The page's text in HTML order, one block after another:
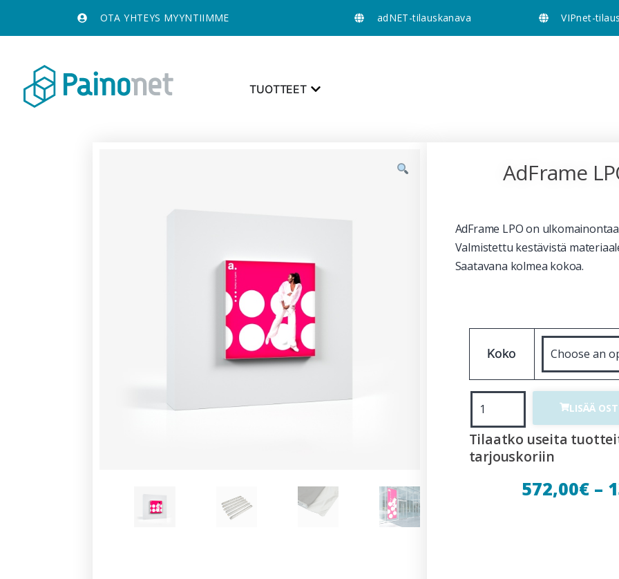
OTA YHTEYS MYYNTIIMME adNET-tilauskanava VIPnet-
TUOTTEET
AdFrame
AdFrame LPO on
Valmistettu kestävistä
Saatavana kolmea kokoa.
Koko
LISÄÄ
Tilaatko useita
tarjouskoriin
572,00€–